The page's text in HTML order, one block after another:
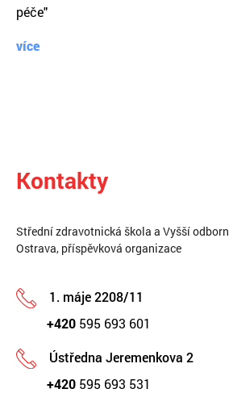
péče"
více
Kontakty
Střední zdravotnická škola a Vyšší
Ostrava, příspěvková organizace
1. máje 2208/11
+420 595 693 601
Ústředna Jeremenkova 2
+420 595 693 531